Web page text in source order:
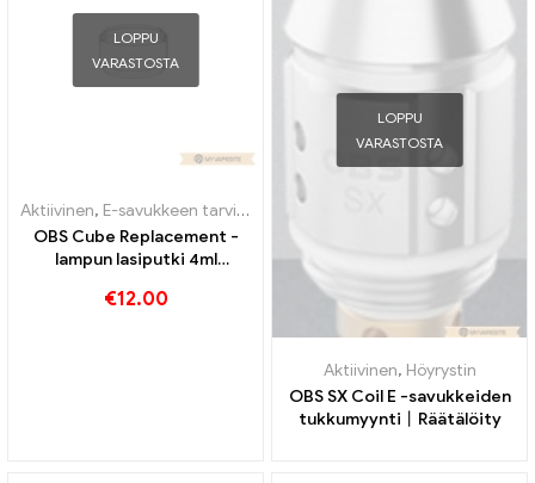
LOPPU
VARASTOSTA
Aktiivinen, E-savukkeen tarvikkeet
OBS Cube Replacement -
lampun lasiputki 4ml
Sähkösavukkeiden
€12.00
LOPPU
VARASTOSTA
Aktiivinen, Höyrystin
OBS SX Coil E -savukkeiden
tukkumyynti丨Räätälöity